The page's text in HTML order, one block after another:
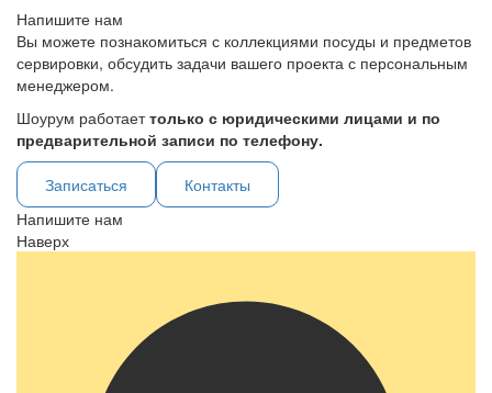
Напишите нам
Вы можете познакомиться с коллекциями посуды и предметов
сервировки, обсудить задачи вашего проекта с персональным
менеджером.
Шоурум работаеттолько с юридическими лицами и по
предварительной записи по телефону.
Записаться
Контакты
Напишите нам
Наверх